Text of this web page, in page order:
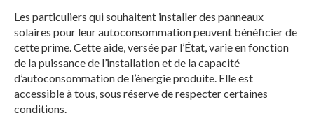
Les particuliers qui souhaitent installer des panneaux
solaires pour leur autoconsommation peuvent bénéficier de
cette prime. Cette aide, versée par l’État, varie en fonction
de la puissance de l’installation et de la capacité
d’autoconsommation de l’énergie produite. Elle est
accessible à tous, sous réserve de respecter certaines
conditions.